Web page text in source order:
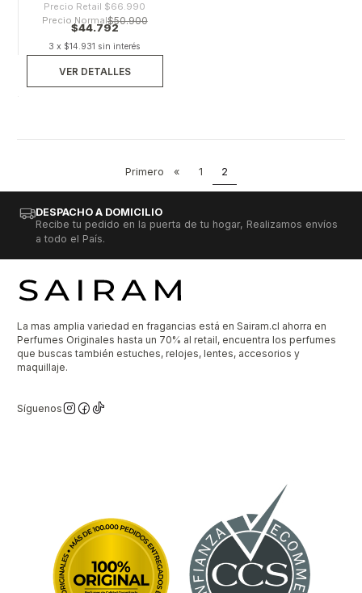
Precio Retail $66.990
Precio Normal$50.900
$44.792
3 x $14.931 sin interés
VER DETALLES
Primero « 1 2
DESPACHO A DOMICILIO
Recibe tu pedido en la puerta de tu hogar, Realizamos envíos
a todo el País.
La mas amplia variedad en fragancias está en Sairam.cl ahorra en
Perfumes Originales hasta un 70% al retail, encuentra los perfumes
que buscas también estuches, relojes, lentes, accesorios y
maquillaje.
Síguenos